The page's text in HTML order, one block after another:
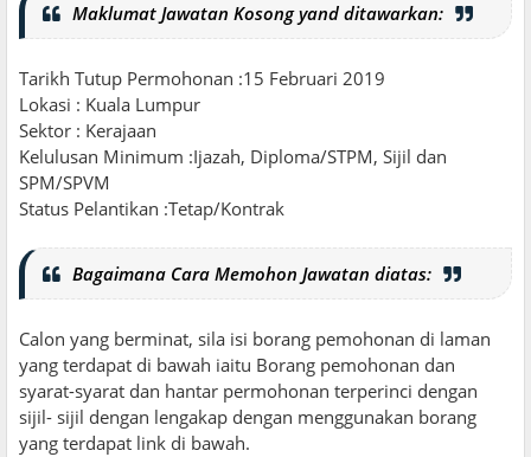
Maklumat Jawatan Kosong yand ditawarkan:
Tarikh Tutup Permohonan :15 Februari 2019
Lokasi : Kuala Lumpur
Sektor : Kerajaan
Kelulusan Minimum :Ijazah, Diploma/STPM, Sijil dan
SPM/SPVM
Status Pelantikan :Tetap/Kontrak
Bagaimana Cara Memohon Jawatan diatas:
Calon yang berminat, sila isi borang pemohonan di laman
yang terdapat di bawah iaitu Borang pemohonan dan
syarat-syarat dan hantar permohonan terperinci dengan
sijil- sijil dengan lengakap dengan menggunakan borang
yang terdapat link di bawah.